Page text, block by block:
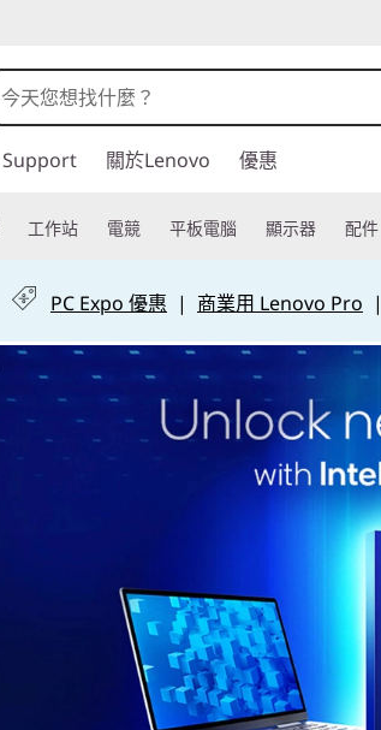
Support 關於Lenovo 優惠
工作站 電競 平板電腦 顯示器 配件
PC Expo 優惠 | 商業用 Lenovo Pro |